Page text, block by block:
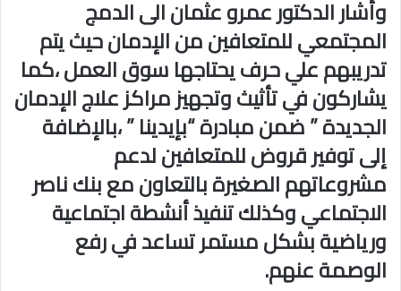
وأشار الدكتور عمرو عثمان الى الدمج
المجتمعي للمتعافين من الإدمان حيث يتم
تدريبهم علي حرف يحتاجها سوق العمل ،كما
يشاركون في تأثيث وتجهيز مراكز علاج الإدمان
الجديدة ” ضمن مبادرة “بإيدينا ” ،بالإضافة
إلى توفير قروض للمتعافين لدعم
مشروعاتهم الصغيرة بالتعاون مع بنك ناصر
الاجتماعي وكذلك تنفيذ أنشطة اجتماعية
ورياضية بشكل مستمر تساعد في رفع
الوصمة عنهم.